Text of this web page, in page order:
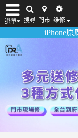
選單 搜尋 門市 维修
iPhone維修/價格 筆電維
iPhone原廠